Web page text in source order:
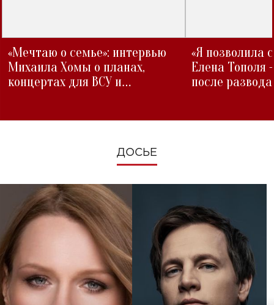
«Мечтаю о семье»: интервью
Михаила Хомы о планах,
концертах для ВСУ и
«Я позволила
Елена Тополя
после развода
ДОСЬЕ